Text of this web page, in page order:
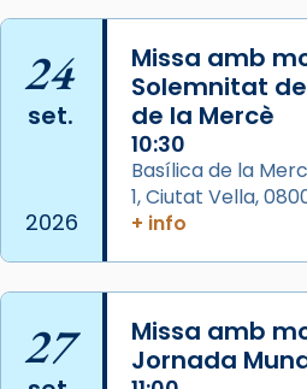
📸 Dr. G. Simón
Photo
View on Facebook · Share
Arquebisbat de
2 weeks ago
Memòria de les santes
Semproniana, verges i
partir de l’Edat Mitjana
que les santes Juliana
24
set.
2026
Missa amb
Solemnitat
de la Mercè
10:30
Basílica de la
1, Ciutat Vella,
+ info
27
Missa amb
Jornada